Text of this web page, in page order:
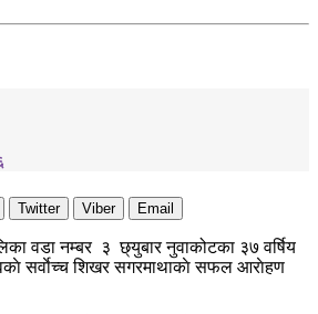
Twitter Viber Email
वडा नम्बर ३ छ्युबार नुवाकोटका ३७ वर्षिय
सर्वाेच्च शिखर सगरमाथाकाे सफल आराेहण